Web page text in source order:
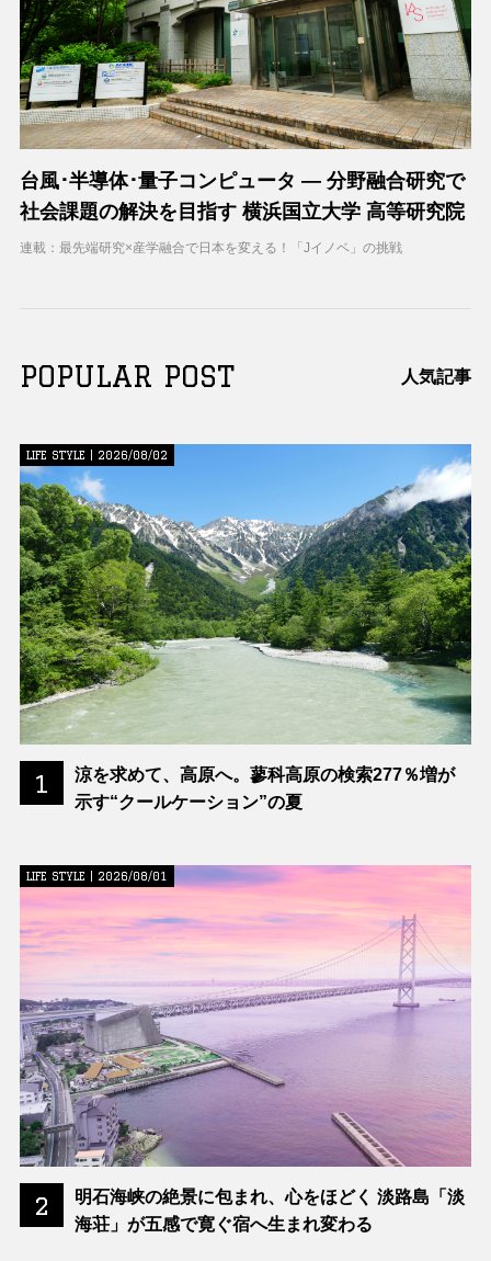
台風･半導体･量子コンピュータ ― 分野融合研究で
社会課題の解決を目指す 横浜国立大学 高等研究院
連載：最先端研究×産学融合で日本を変える！「Jイノベ」の挑戦
POPULAR POST 人気記事
1
LIFE STYLE | 2026/08/02
涼を求めて、高原へ。蓼科高原の検索277％増が
示す“クールケーション”の夏
2
LIFE STYLE | 2026/08/01
明石海峡の絶景に包まれ、心をほどく 淡路島「淡
海荘」が五感で寛ぐ宿へ生まれ変わる